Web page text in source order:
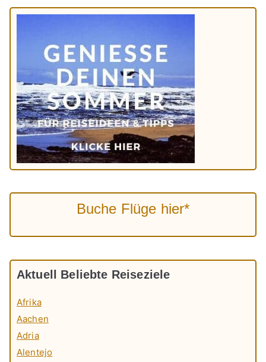
Buche Flüge hier*
Aktuell Beliebte Reiseziele
Afrika
Aachen
Adria
Alentejo